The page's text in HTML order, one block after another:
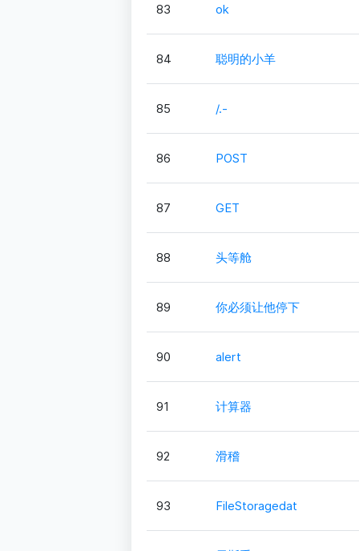
83 ok
84 聪明的小羊
85 /.-
86 POST
87 GET
88 头等舱
89 你必须让他停下
90 alert
91 计算器
92 滑稽
93 FileStoragedat